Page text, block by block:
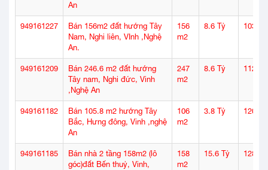
An
949161227
Bán 156m2 đất hướng Tây
Nam, Nghi liên, VInh ,Nghệ
An.
156
m2
8.6 Tỷ 103
949161209
Bán 246.6 m2 đất hướng
Tây nam, Nghi đức, Vinh
,Nghệ An
247
m2
8.6 Tỷ 112
949161182
Bán 105.8 m2 hướng Tây
Bắc, Hưng đông, Vinh ,nghệ
An
106
m2
3.8 Tỷ 120
949161185
Bán nhà 2 tầng 158m2 (lô
góc)đất Bến thuỷ, Vinh,
158
m2
15.6 Tỷ 128